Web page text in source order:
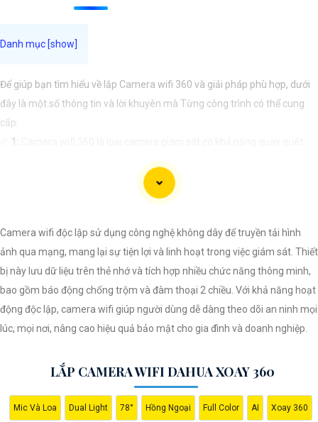
Để giúp bạn tìm hiểu về lắp Camera wifi 360 và giải pháp phù hợp, dưới
đây là một số thông tin và lời khuyên mà Từng công trình có thể cung
cấp:
1:
Khi lựa chọn Camera wifi 360, bạn cần 🕎 Nhìn đến
chất lượng kết nối wifi, tính năng cảnh báo khi phát hiện chuyển động,
đèn hồng ngoại cho đèn ban đêm, và khả năng lưu trữ hình ảnh/video.
👍3:Giải pháp lắp đặt Camera wifi 360 phù hợp sẽ phụ thuộc vào nhu
cầu cụ thể của bạn, ví dụ như giám sát gia đình, văn phòng, cửa hàng,
hay nơi công cộng. Bạn cần xác định vị trí lắp đặt, số lượng camera cần
thiết, và tính năng mà bạn mong muốn.
các sản phẩm có sẵn trên thị trường, đánh giá từ người dùng, tư vấn
của chuyên gia, và chọn lựa sản phẩm phù hợp với nhu cầu và ngân
sách của mình.
Camera wifi độc lập sử dụng công nghệ không dây để truyền tải hình
ảnh qua mạng, mang lại sự tiện lợi và linh hoạt trong việc giám sát. Thiết
bị này lưu dữ liệu trên thẻ nhớ và tích hợp nhiều chức năng thông minh,
bao gồm báo động chống trộm và đàm thoại 2 chiều. Với khả năng hoạt
động độc lập, camera wifi giúp người dùng dễ dàng theo dõi an ninh mọi
lúc, mọi nơi, nâng cao hiệu quả bảo mật cho gia đình và doanh nghiệp.
LẮP CAMERA WIFI DAHUA XOAY 360
Mic Và Loa Dual Light 78° Hồng Ngoại Full Color AI Xoay 360